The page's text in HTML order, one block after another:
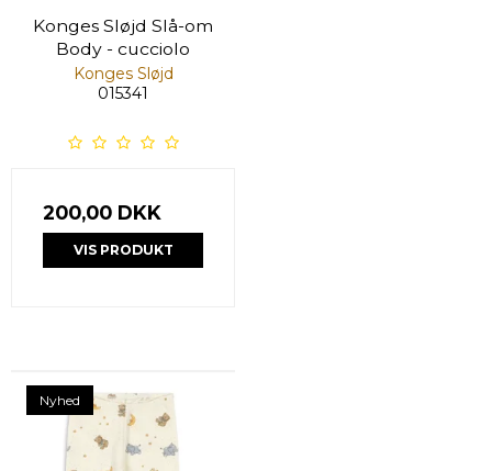
Konges Sløjd Slå-om
Body - cucciolo
Konges Sløjd
015341
200,00 DKK
VIS PRODUKT
Nyhed